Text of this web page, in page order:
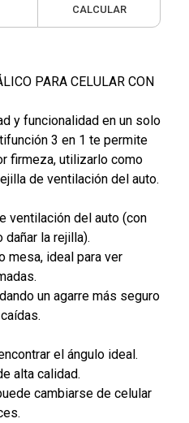
CALCULAR
PARA CELULAR CON
y funcionalidad en un solo
3 en 1 te permite
firmeza, utilizarlo como
de ventilación del auto.
ventilación del auto (con
la rejilla).
mesa, ideal para ver
un agarre más seguro
el ángulo ideal.
alta calidad.
cambiarse de celular